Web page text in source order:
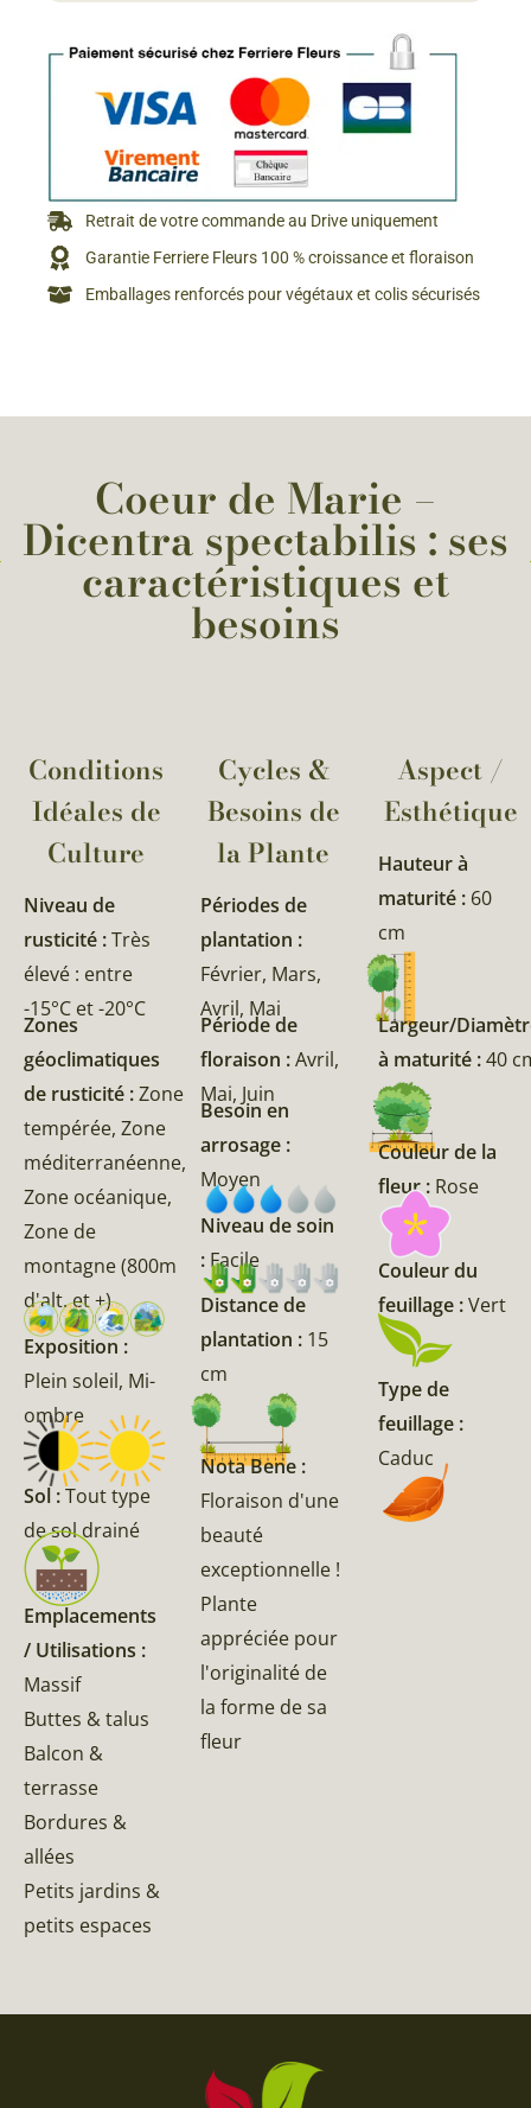
Retrait de votre commande au Drive uniquement
Garantie Ferriere Fleurs 100 % croissance et floraison
Emballages renforcés pour végétaux et colis sécurisés
Coeur de Marie –
Dicentra spectabilis : ses
caractéristiques et
besoins
Conditions
Idéales de
Culture
Niveau de
rusticité :Très
élevé : entre
-15°C et -20°C
Zones
géoclimatiques
de rusticité :Zone
tempérée, Zone
méditerranéenne,
Zone océanique,
Zone de
montagne (800m
d'alt. et +)
Exposition :
Plein soleil, Mi-
ombre
Sol :Tout type
de sol drainé
Emplacements
/ Utilisations :
Massif
Buttes & talus
Balcon &
terrasse
Bordures &
allées
Petits jardins &
petits espaces
Cycles &
Besoins de
la Plante​
Périodes de
plantation :
Février, Mars,
Avril, Mai
Période de
floraison :Avril,
Mai, Juin
Besoin en
arrosage :
Moyen
Niveau de soin
: Facile
Distance de
plantation : 15
cm
Nota Bene :
Floraison d'une
beauté
exceptionnelle !
Plante
appréciée pour
l'originalité de
la forme de sa
fleur
Aspect /
Esthétique
Hauteur à
maturité : 60
cm
Largeur/
à maturité :40
Couleur de la
fleur : Rose
Couleur du
feuillage :Vert
Type de
feuillage :
Caduc